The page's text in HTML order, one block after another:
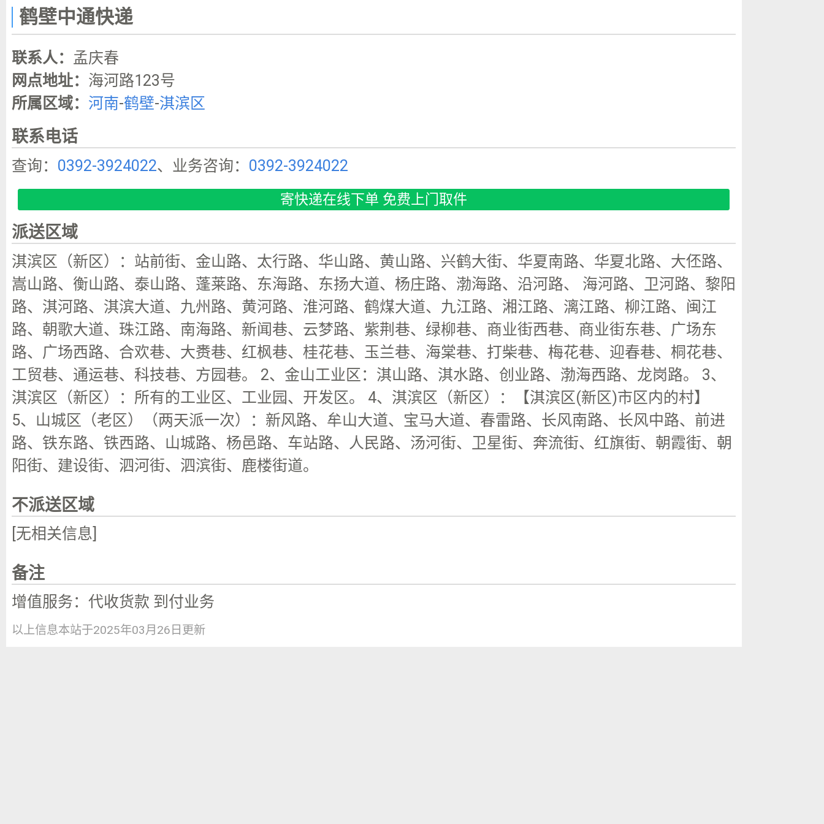
鹤壁中通快递
联系人： 孟庆春
网点地址： 海河路123号
所属区域： 河南-鹤壁-淇滨区
联系电话
查询： 0392-3924022、业务咨询： 0392-3924022
寄快递在线下单 免费上门取件
派送区域
淇滨区（新区）：站前街、金山路、太行路、华山路、黄山路、兴鹤大街、华夏南路、华夏北路、大伾路、
嵩山路、衡山路、泰山路、蓬莱路、东海路、东扬大道、杨庄路、渤海路、沿河路、 海河路、卫河路、黎阳
路、淇河路、淇滨大道、九州路、黄河路、淮河路、鹤煤大道、九江路、湘江路、漓江路、柳江路、闽江
路、朝歌大道、珠江路、南海路、新闻巷、云梦路、紫荆巷、绿柳巷、商业街西巷、商业街东巷、广场东
路、广场西路、合欢巷、大赉巷、红枫巷、桂花巷、玉兰巷、海棠巷、打柴巷、梅花巷、迎春巷、桐花巷、
工贸巷、通运巷、科技巷、方园巷。 2、金山工业区：淇山路、淇水路、创业路、渤海西路、龙岗路。 3、
淇滨区（新区）：所有的工业区、工业园、开发区。 4、淇滨区（新区）：【淇滨区(新区)市区内的村】
5、山城区（老区）（两天派一次）：新风路、牟山大道、宝马大道、春雷路、长风南路、长风中路、前进
路、铁东路、铁西路、山城路、杨邑路、车站路、人民路、汤河街、卫星街、奔流街、红旗街、朝霞街、朝
阳街、建设街、泗河街、泗滨街、鹿楼街道。
不派送区域
[无相关信息]
备注
增值服务：代收货款 到付业务
以上信息本站于2025年03月26日更新